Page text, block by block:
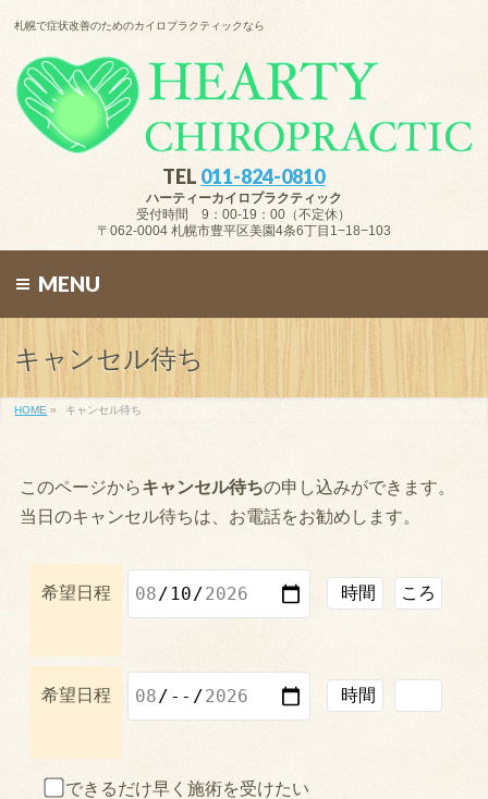
札幌で症状改善のためのカイロプラクティックなら
TEL 011-824-0810
ハーティーカイロプラクティック
受付時間 9：00-19：00（不定休）
〒062-0004 札幌市豊平区美園4条6丁目1−18−103
MENU
キャンセル待ち
HOME » キャンセル待ち
このページからキャンセル待ちの申し込みができます。
当日のキャンセル待ちは、お電話をお勧めします。
希望日程
希望日程
できるだけ早く施術を受けたい